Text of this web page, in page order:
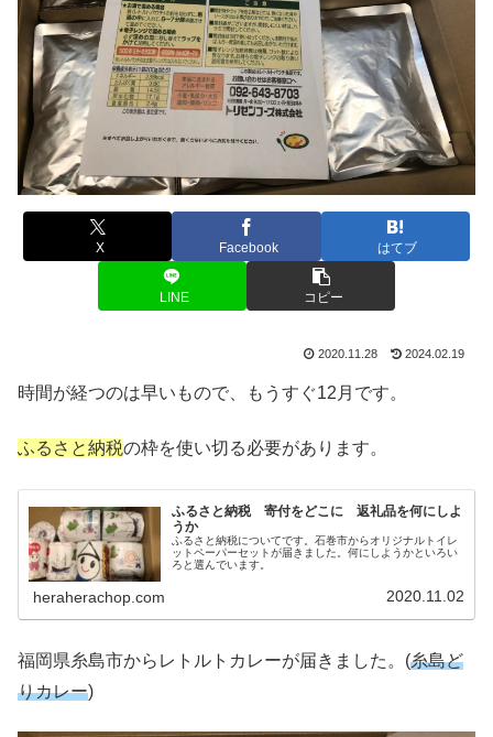
X Facebook はてブ
LINE コピー
2020.11.28 2024.02.19
時間が経つのは早いもので、もうすぐ12月です。
ふるさと納税の枠を使い切る必要があります。
ふるさと納税 寄付をどこに 返礼品を何にしよ
うか
ふるさと納税についてです。石巻市からオリジナルトイレ
ットペーパーセットが届きました。何にしようかといろい
ろと選んでいます。
heraherachop.com 2020.11.02
福岡県糸島市からレトルトカレーが届きました。(糸島ど
りカレー)